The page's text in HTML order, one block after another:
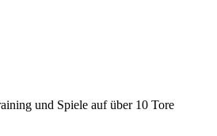
und Spiele auf über 10 Tore